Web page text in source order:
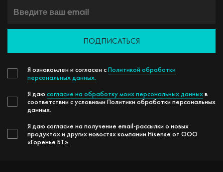
ПОДПИСАТЬСЯ
Я ознакомлен и согласен сПолитикой обработки
персональных данных.
Я даю согласие на обработку моих персональных данныхв
соответствии с условиями Политики обработки персональных
данных.
Я даю согласие на получение email-рассылки о новых
продуктах и других новостях компании Hisense от ООО
«Горенье БТ».